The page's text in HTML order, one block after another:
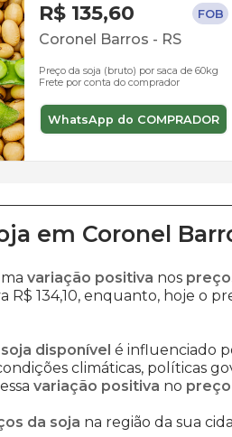
R$ 135,60 FOB
Coronel Barros - RS
Preço da soja (bruto) por saca de 60kg
Frete por conta do comprador
WhatsApp do COMPRADOR
em Coronel
variação positiva nos
R$ 134,10, enquanto, hoje o
disponível é influenciado
climáticas, políticas
variação positiva no
da soja na região da sua